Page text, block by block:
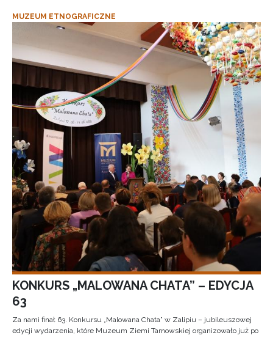
MUZEUM ETNOGRAFICZNE
KONKURS „MALOWANA CHATA” – EDYCJA
63
Za nami finał 63. Konkursu „Malowana Chata” w Zalipiu – jubileuszowej
edycji wydarzenia, które Muzeum Ziemi Tarnowskiej organizowało już po